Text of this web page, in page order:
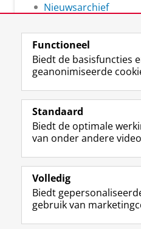
Nieuwsarchief
Volg de RUG
Studiekiezers
Alumni
Over ons
Functioneel
Biedt de basisfuncties
geanonimiseerde
Standaard
Biedt de optimale
van onder andere
Volledig
Biedt
gebruik van